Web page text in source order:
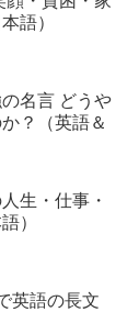
語）
名言 どうや
？（英語＆
生・仕事・
）
英語の長文